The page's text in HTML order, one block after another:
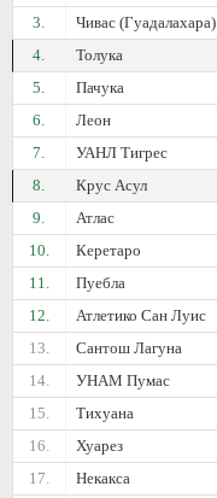
3.
Чивас (Гуадалахара)
4.
Толука
5.
Пачука
6.
Леон
7.
УАНЛ Тигрес
8.
Крус Асул
9.
Атлас
10.
Керетаро
11.
Пуебла
12.
Атлетико Сан Луис
13.
Сантош Лагуна
14.
УНАМ Пумас
15.
Тихуана
16.
Хуарез
17.
Некакса